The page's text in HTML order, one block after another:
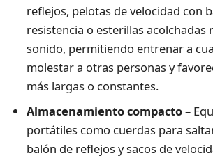
reflejos, pelotas de velocidad con
resistencia o esterillas acolchadas
sonido, permitiendo entrenar a
molestar a otras personas y
más largas o constantes.
Almacenamiento compacto–
portátiles como cuerdas para
balón de reflejos y sacos de